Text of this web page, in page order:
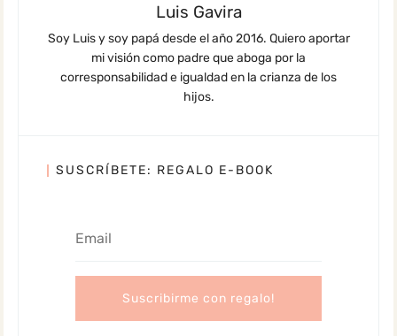
Luis Gavira
Soy Luis y soy papá desde el año 2016. Quiero aportar
mi visión como padre que aboga por la
corresponsabilidad e igualdad en la crianza de los
hijos.
SUSCRÍBETE: REGALO E-BOOK